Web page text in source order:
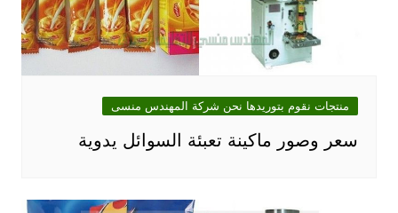
منتجات نقوم بتوريدها نحن شركة المهندس منسى
سعر وصور ماكينة تعبئة السوائل يدوية